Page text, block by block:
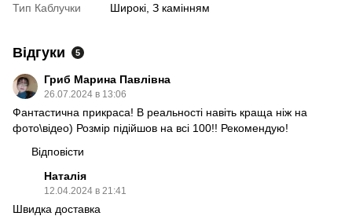
Тип Каблучки
Широкі, З камінням
Відгуки 5
Гриб Марина Павлівна
26.07.2024 в 13:06
Фантастична прикраса! В реальності навіть краща ніж на
фото\відео) Розмір підійшов на всі 100!! Рекомендую!
Відповісти
Наталія
12.04.2024 в 21:41
Швидка доставка